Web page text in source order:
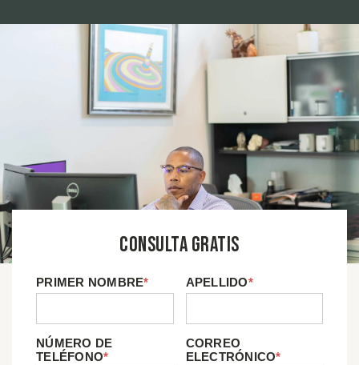
Consulta Gratis
PRIMER NOMBRE* APELLIDO*
NÚMERO DE
TELÉFONO*
CORREO
ELECTRÓNICO*